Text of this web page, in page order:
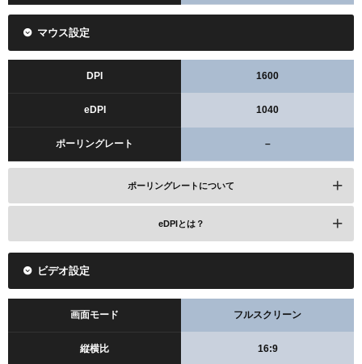
マウス設定
DPI 1600
eDPI 1040
ポーリングレート –
ポーリングレートについて
eDPIとは？
ビデオ設定
画面モード フルスクリーン
縦横比 16:9